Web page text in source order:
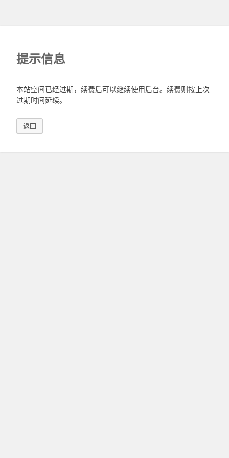
提示信息
本站空间已经过期，续费后可以继续使用后台。续费则按上次
过期时间延续。
返回